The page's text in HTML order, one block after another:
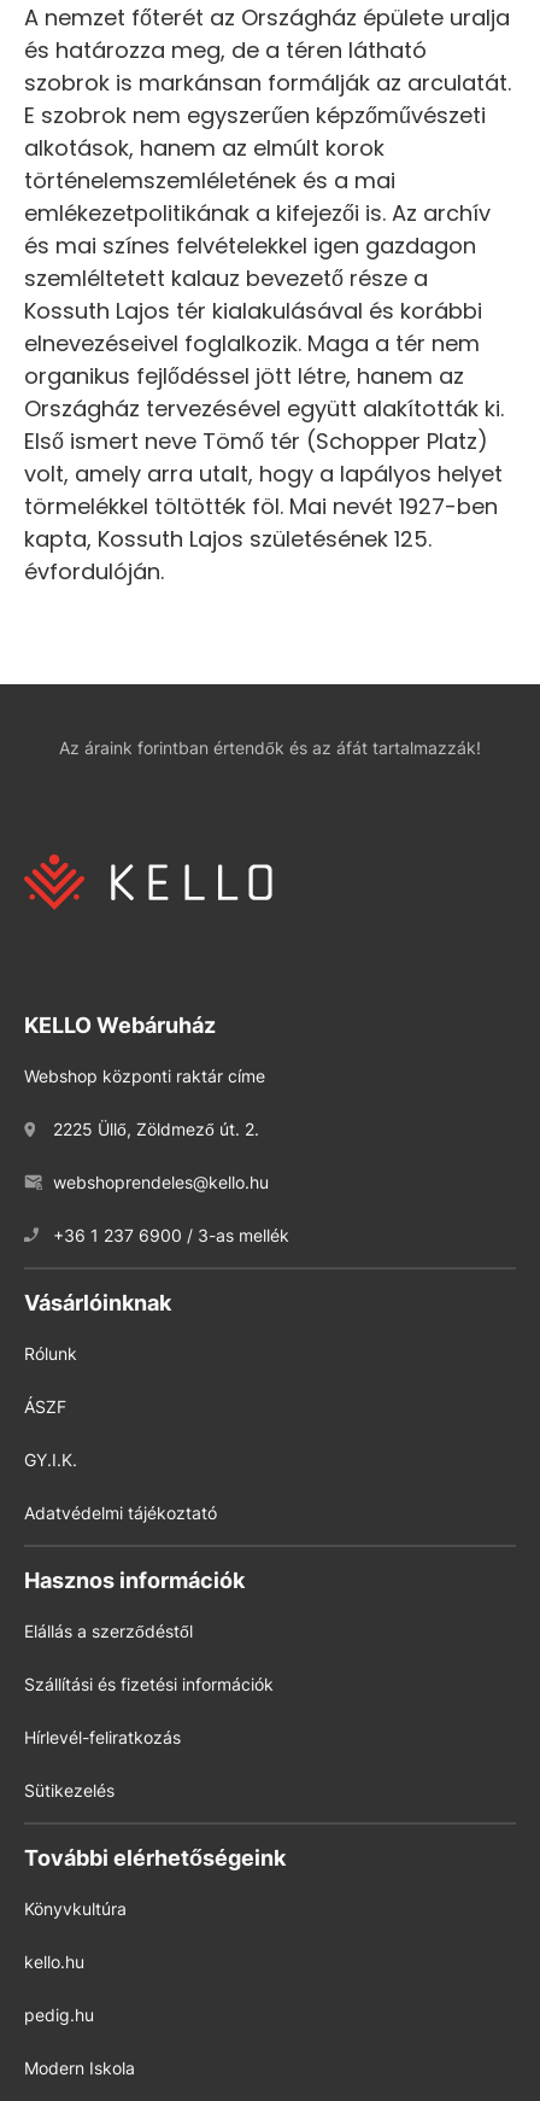
A nemzet főterét az Országház épülete uralja
és határozza meg, de a téren látható
szobrok is markánsan formálják az arculatát.
E szobrok nem egyszerűen képzőművészeti
alkotások, hanem az elmúlt korok
történelemszemléletének és a mai
emlékezetpolitikának a kifejezői is. Az archív
és mai színes felvételekkel igen gazdagon
szemléltetett kalauz bevezető része a
Kossuth Lajos tér kialakulásával és korábbi
elnevezéseivel foglalkozik. Maga a tér nem
organikus fejlődéssel jött létre, hanem az
Országház tervezésével együtt alakították ki.
Első ismert neve Tömő tér (Schopper Platz)
volt, amely arra utalt, hogy a lapályos helyet
törmelékkel töltötték föl. Mai nevét 1927-ben
kapta, Kossuth Lajos születésének 125.
évfordulóján.
Az áraink forintban értendők és az áfát tartalmazzák!
KELLO Webáruház
Webshop központi raktár címe
2225 Üllő, Zöldmező út. 2.
webshoprendeles@kello.hu
+36 1 237 6900 / 3-as mellék
Vásárlóinknak
Rólunk
ÁSZF
GY.I.K.
Adatvédelmi tájékoztató
Hasznos információk
Elállás a szerződéstől
Szállítási és fizetési információk
Hírlevél-feliratkozás
Sütikezelés
További elérhetőségeink
Könyvkultúra
kello.hu
pedig.hu
Modern Iskola